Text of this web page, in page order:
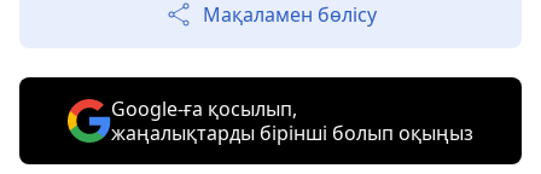
Мақаламен бөлісу
Google-ға қосылып,
жаңалықтарды бірінші болып оқыңыз